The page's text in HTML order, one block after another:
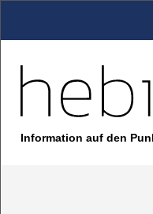
Information auf den